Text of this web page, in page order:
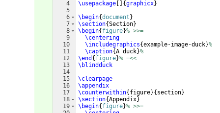
4
5
6
7
8
9
10
11
12
13
14
15
16
17
18
19
\usepackage
{graphicx}
\begin{document }
\section{Section}
\begin{ figure}% >>=
\centering
\includegraphics{example-image-duck}%
\caption{A duck}%
\end { figure}% =<<
\blindduck
\clearpage
\appendix
\counterwithin{ figure}{ section}
\section{Appendix}
\begin{ figure}% >>=